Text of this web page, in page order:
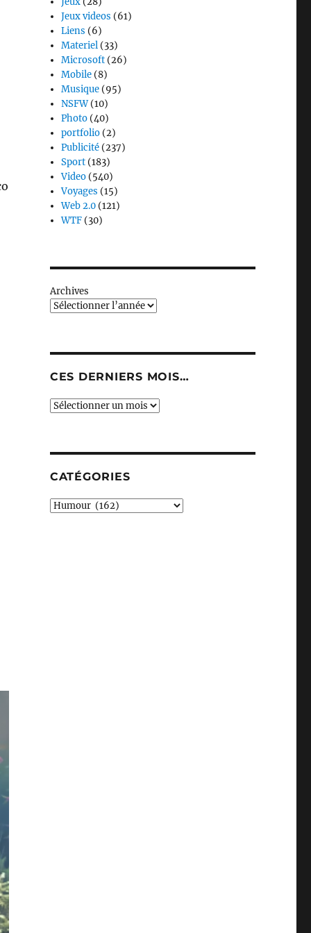
Jeux videos (61)
Liens (6)
Materiel (33)
Microsoft (26)
Mobile (8)
Musique (95)
NSFW(10)
Photo (40)
portfolio (2)
Publicité (237)
Sport (183)
Video (540)
Voyages (15)
Web 2.0 (121)
WTF (30)
Archives
CES DERNIERS MOIS…
Ces
CATÉGORIES
Catégories